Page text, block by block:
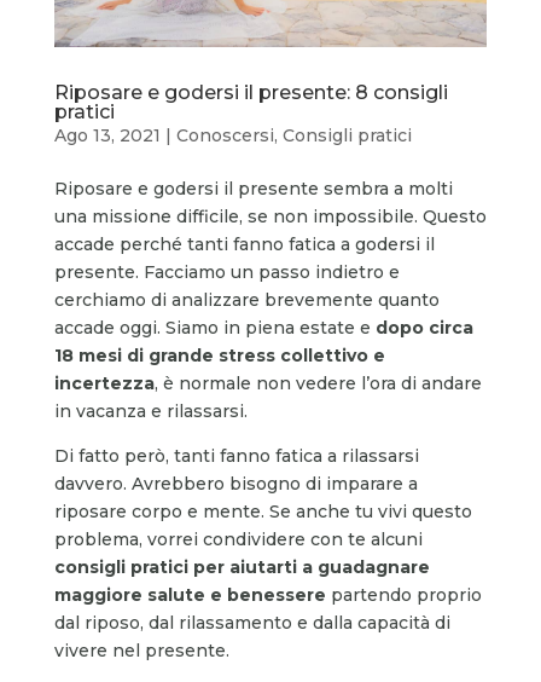
Riposare e godersi il presente: 8 consigli
pratici
Ago 13, 2021 | Conoscersi, Consigli pratici
Riposare e godersi il presente sembra a molti
una missione difficile, se non impossibile. Questo
accade perché tanti fanno fatica a godersi il
presente. Facciamo un passo indietro e
cerchiamo di analizzare brevemente quanto
accade oggi. Siamo in piena estate e dopo circa
18 mesi di grande stress collettivo e
incertezza, è normale non vedere l’ora di andare
in vacanza e rilassarsi.
Di fatto però, tanti fanno fatica a rilassarsi
davvero. Avrebbero bisogno di imparare a
riposare corpo e mente. Se anche tu vivi questo
problema, vorrei condividere con te alcuni
consigli pratici per aiutarti a guadagnare
maggiore salute e benessere partendo proprio
dal riposo, dal rilassamento e dalla capacità di
vivere nel presente.